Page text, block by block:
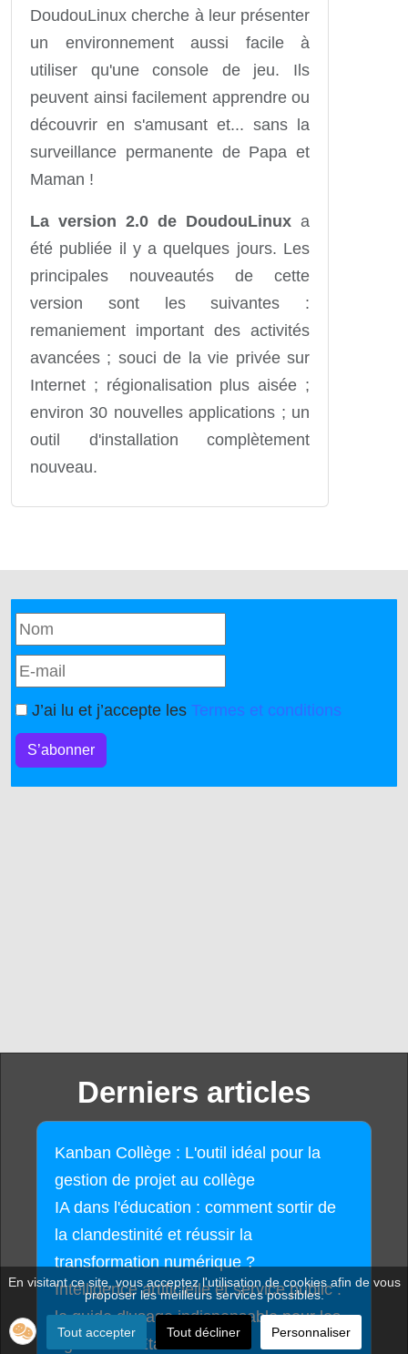
DoudouLinux cherche à leur présenter
un environnement aussi facile à
utiliser qu'une console de jeu. Ils
peuvent ainsi facilement apprendre ou
découvrir en s'amusant et... sans la
surveillance permanente de Papa et
Maman !
La version 2.0 de DoudouLinux a
été publiée il y a quelques jours. Les
principales nouveautés de cette
version sont les suivantes :
remaniement important des activités
avancées ; souci de la vie privée sur
Internet ; régionalisation plus aisée ;
environ 30 nouvelles applications ; un
outil d'installation complètement
nouveau.
J’ai lu et j’accepte les Termes et conditions
S’abonner
Derniers articles
Kanban Collège : L'outil idéal pour la
gestion de projet au collège
IA dans l'éducation : comment sortir de
la clandestinité et réussir la
transformation numérique ?
Intelligence artificielle et service public :
le guide d'usage indispensable pour les
agents de l'État
En visitant ce site, vous acceptez l'utilisation de cookies afin de vous
proposer les meilleurs services possibles.
Tout accepter Tout décliner Personnaliser